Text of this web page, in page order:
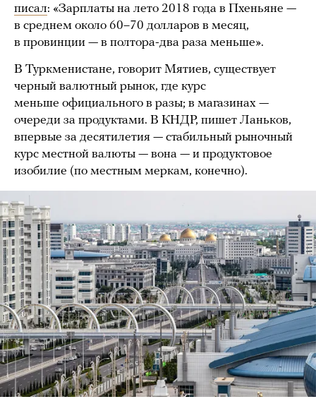
писал: «Зарплаты на лето 2018 года в Пхеньяне —
в среднем около 60–70 долларов в месяц,
в провинции — в полтора-два раза меньше».
В Туркменистане, говорит Мятиев, существует
черный валютный рынок, где курс
меньше официального в разы; в магазинах —
очереди за продуктами. В КНДР, пишет Ланьков,
впервые за десятилетия — стабильный рыночный
курс местной валюты — вона — и продуктовое
изобилие (по местным меркам, конечно).